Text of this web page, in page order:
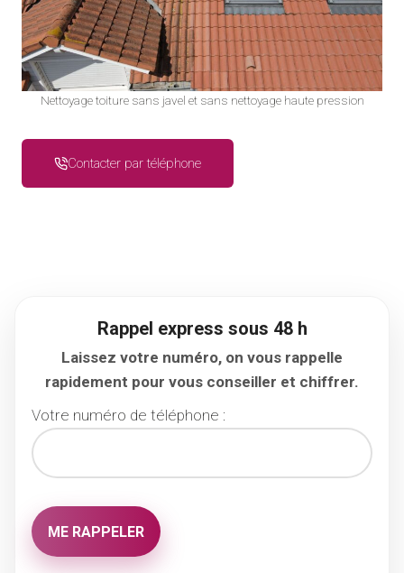
Nettoyage toiture sans javel et sans nettoyage haute pression
Contacter par téléphone
Rappel express sous 48 h
Laissez votre numéro, on vous rappelle
rapidement pour vous conseiller et chiffrer.
Votre numéro de téléphone :